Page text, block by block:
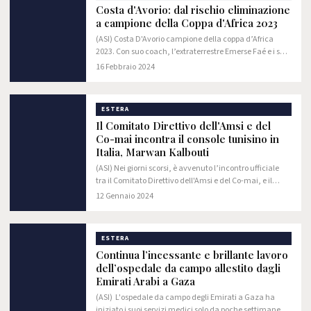
Costa d'Avorio: dal rischio eliminazione
a campione della Coppa d'Africa 2023
(ASI) Costa D'Avorio campione della coppa d’Africa
2023. Con suo coach, l’extraterrestre Emerse Faé e i suoi
bombers: Haller, Kessié e il baby bomber Simon Adingra
16 Febbraio 2024
ESTERA
Il Comitato Direttivo dell'Amsi e del
Co-mai incontra il console tunisino in
Italia, Marwan Kalbouti
(ASI) Nei giorni scorsi, è avvenuto l’incontro ufficiale
tra il Comitato Direttivo dell'Amsi e del Co-mai, e il
console tunisino in Italia, Marwan Kalbouti. Non è un
12 Gennaio 2024
ESTERA
Continua l’incessante e brillante lavoro
dell’ospedale da campo allestito dagli
Emirati Arabi a Gaza
(ASI) L'ospedale da campo degli Emirati a Gaza ha